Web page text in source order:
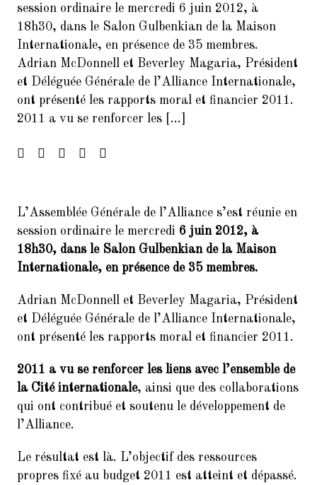
Francophonie
4.
FORUM DES ASSOCIATIONS DU
14 SEPTEMBRE 2024 PARIS
5.
Forum de rentrée de la Mairie
du 14ème arrondissement
septembre 2025 Paris 7014
Relectures 22/02/2017
8.
Concert Exceptionnel en
mémoire de Jean Joinet le 26
janvier 2018 à 19h45 à la Maison
9.
Balades Parisiennes de l’AI –
Paris et ses Passages couverts
(Samedi 17 mars à 10h30)
10. Faire du Sport à la Cité à petit
prix
11. 10ème dictée des mots d’or
à 21h30)
12. Remerciements : Concert du 26
session ordinaire le mercredi 6 juin 2012, à
18h30, dans le Salon Gulbenkian de la Maison
Internationale, en présence de 35 membres.
Adrian McDonnell et Beverley Magaria, Président
et Déléguée Générale de l’Alliance Internationale,
ont présenté les rapports moral et financier 2011.
2011 a vu se renforcer les […]
L’Assemblée Générale de l’Alliance s’est réunie en
session ordinaire le mercredi 6 juin 2012, à
18h30, dans le Salon Gulbenkian de la Maison
Internationale, en présence de 35 membres.
Adrian McDonnell et Beverley Magaria, Président
et Déléguée Générale de l’Alliance Internationale,
ont présenté les rapports moral et financier 2011.
2011 a vu se renforcer les liens avec l’ensemble de
la Cité internationale, ainsi que des collaborations
qui ont contribué et soutenu le développement de
l’Alliance.
Le résultat est là. L’objectif des ressources
propres fixé au budget 2011 est atteint et dépassé.